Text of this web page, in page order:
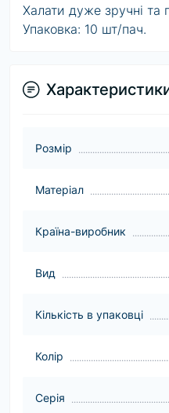
Халати дуже зручні та
Упаковка: 10 шт/пач.
Розмір
Матеріал
Країна-виробник
Вид
Кількість в упаковці
Колір
Серія